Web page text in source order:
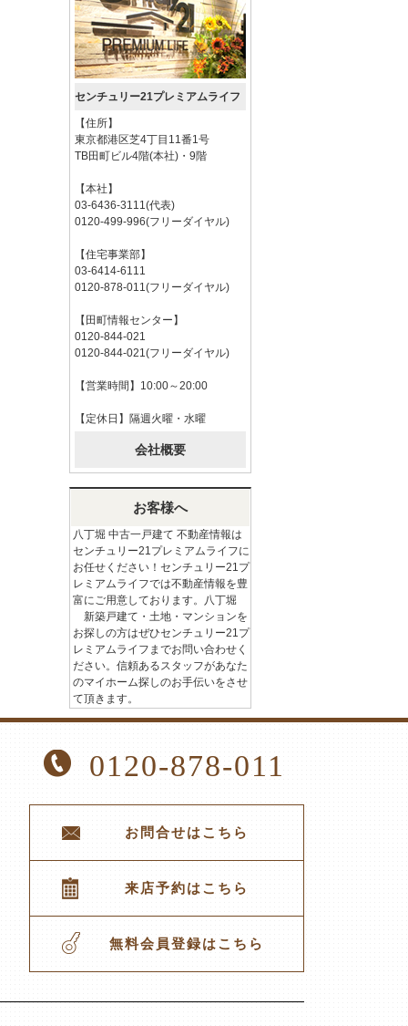
センチュリー21プレミアムライフ
【住所】
東京都港区芝4丁目11番1号
TB田町ビル4階(本社)・9階
【本社】
03-6436-3111(代表)
0120-499-996(フリーダイヤル)
【住宅事業部】
03-6414-6111
0120-878-011(フリーダイヤル)
【田町情報センター】
0120-844-021
0120-844-021(フリーダイヤル)
【営業時間】10:00～20:00
【定休日】隔週火曜・水曜
会社概要
お客様へ
八丁堀 中古一戸建て 不動産情報は
センチュリー21プレミアムライフに
お任せください！センチュリー21プ
レミアムライフでは不動産情報を豊
富にご用意しております。八丁堀
新築戸建て・土地・マンションを
お探しの方はぜひセンチュリー21プ
レミアムライフまでお問い合わせく
ださい。信頼あるスタッフがあなた
のマイホーム探しのお手伝いをさせ
て頂きます。
0120-878-011
お問合せはこちら
来店予約はこちら
無料会員登録はこちら